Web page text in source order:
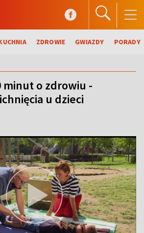
ZDROWIE GWIAZDY PORADY
minut o zdrowiu -
u dzieci